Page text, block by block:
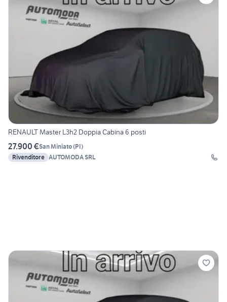
RENAULT Master L3h2 Doppia Cabina 6 posti
27.900 €San Miniato(PI)
Rivenditore AUTOMODA SRL